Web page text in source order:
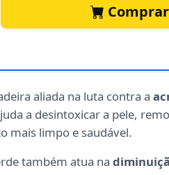
aliada na luta contra a
a desintoxicar a pele,
mais limpo e saudável.
também atua na